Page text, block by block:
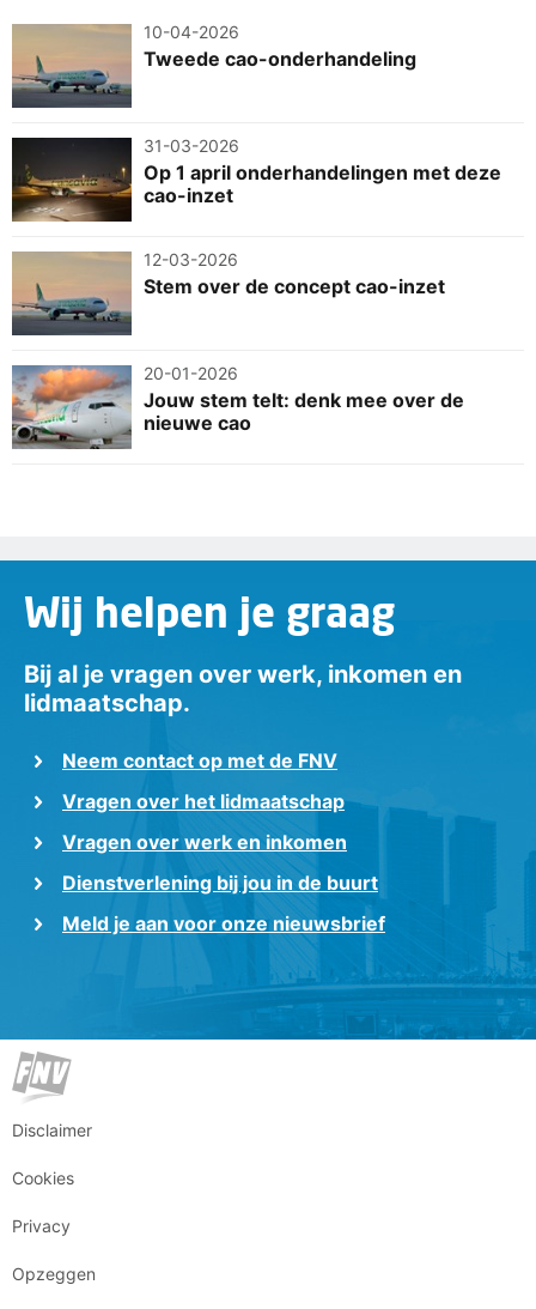
10-04-2026
Tweede cao-onderhandeling
31-03-2026
Op 1 april onderhandelingen met deze
cao-inzet
12-03-2026
Stem over de concept cao-inzet
20-01-2026
Jouw stem telt: denk mee over de
nieuwe cao
Wij helpen je graag
Bij al je vragen over werk, inkomen en
lidmaatschap.
Neem contact op met de FNV
Vragen over het lidmaatschap
Vragen over werk en inkomen
Dienstverlening bij jou in de buurt
Meld je aan voor onze nieuwsbrief
Disclaimer
Cookies
Privacy
Opzeggen